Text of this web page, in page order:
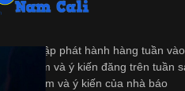
độc lập phát hành hàng tuần vào
diểm và ý kiến đăng trên tuần
diểm và ý kiến của nhà báo